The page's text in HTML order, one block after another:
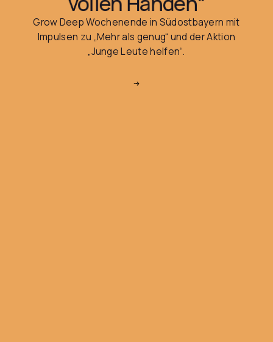
Grow Deep Wochenende in Südostbayern mit
Impulsen zu „Mehr als genug“ und der Aktion
„Junge Leute helfen“.